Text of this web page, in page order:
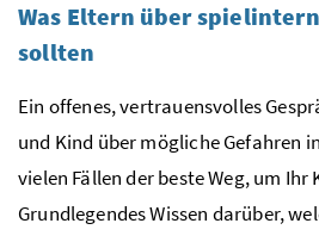
Was Eltern über
sollten
Ein offenes, vertrauensvolles
und Kind über mögliche Gefahren
vielen Fällen der beste Weg, um Ihr
Grundlegendes Wissen darüber,